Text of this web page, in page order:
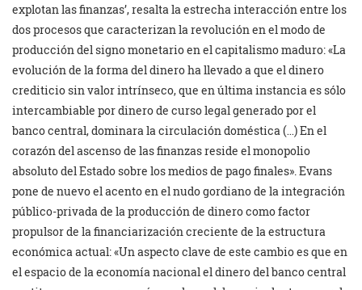
explotan las finanzas’, resalta la estrecha interacción entre los
dos procesos que caracterizan la revolución en el modo de
producción del signo monetario en el capitalismo maduro: «La
evolución de la forma del dinero ha llevado a que el dinero
crediticio sin valor intrínseco, que en última instancia es sólo
intercambiable por dinero de curso legal generado por el
banco central, dominara la circulación doméstica (…) En el
corazón del ascenso de las finanzas reside el monopolio
absoluto del Estado sobre los medios de pago finales». Evans
pone de nuevo el acento en el nudo gordiano de la integración
público-privada de la producción de dinero como factor
propulsor de la financiarización creciente de la estructura
económica actual: «Un aspecto clave de este cambio es que en
el espacio de la economía nacional el dinero del banco central